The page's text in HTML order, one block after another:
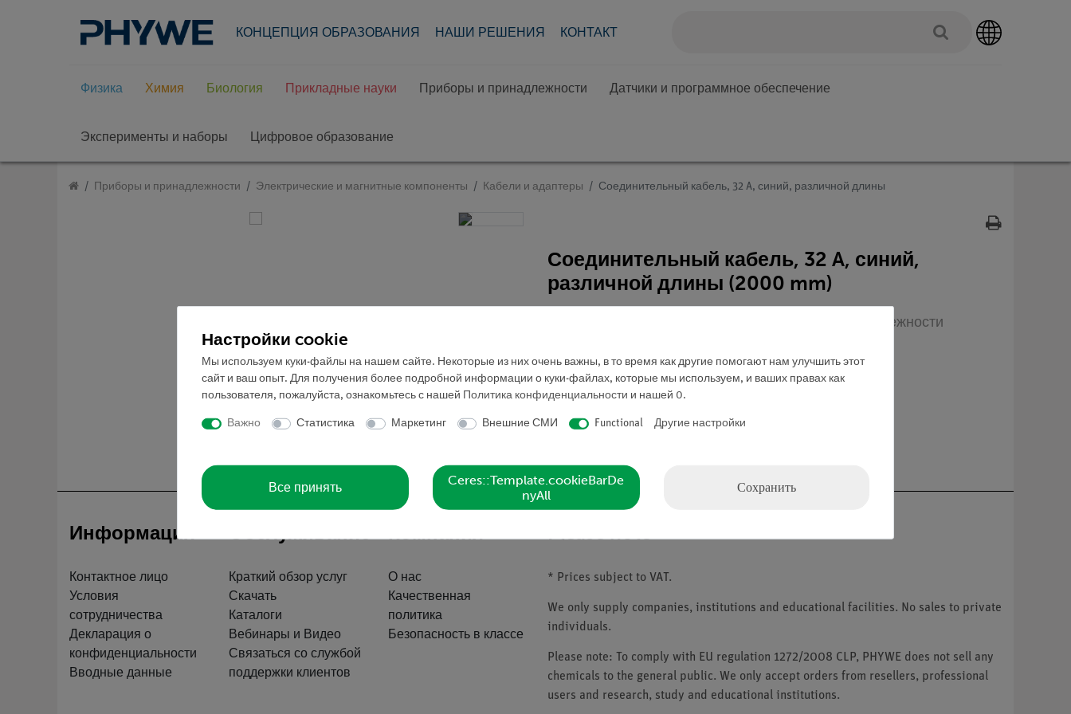
КОНЦЕПЦИЯ ОБРАЗОВАНИЯ НАШИ РЕШЕНИЯ КОНТАКТ
Физика Химия Биология Прикладные науки Приборы и принадлежности Датчики и программное обеспечение
Эксперименты и наборы Цифровое образование
Приборы и принадлежности Электрические и магнитные компоненты Кабели и адаптеры Соединительный кабель, 32 A, синий, различной длины
Соединительный кабель, 32 A, синий,
различной длины (2000 mm)
Кат.номер 07365-04 | Тип: Оборудование и принадлежности
Информация
Контактное лицо
Условия
сотрудничества
Декларация о
конфиденциальности
Вводные данные
Обслуживание
Краткий обзор услуг
Скачать
Каталоги
Вебинары и Видео
Связаться со службой
поддержки клиентов
Компания
О нас
Качественная
политика
Безопасность в классе
Please note
* Prices subject to VAT.
We only supply companies, institutions and educational facilities. No sales to private
individuals.
Please note: To comply with EU regulation 1272/2008 CLP, PHYWE does not sell any
chemicals to the general public. We only accept orders from resellers, professional
users and research, study and educational institutions.
Настройки cookie
Мы используем куки-файлы на нашем сайте. Некоторые из них очень важны, в то время как другие помогают нам улучшить этот
сайт и ваш опыт. Для получения более подробной информации о куки-файлах, которые мы используем, и ваших правах как
пользователя, пожалуйста, ознакомьтесь с нашей
Политика конфиденциальности и нашей 0.
Важно Статистика Маркетинг Внешние СМИ Functional Другие настройки
Все принять
Ceres::Template.cookieBarDe
nyAll
Сохранить